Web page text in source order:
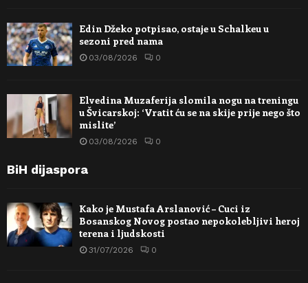
Edin Džeko potpisao, ostaje u Schalkeu u
sezoni pred nama
03/08/2026 0
Elvedina Muzaferija slomila nogu na treningu
u Švicarskoj: ‘Vratit ću se na skije prije nego što
mislite’
03/08/2026 0
BiH dijaspora
Kako je Mustafa Arslanović – Cuci iz
Bosanskog Novog postao nepokolebljivi heroj
terena i ljudskosti
31/07/2026 0